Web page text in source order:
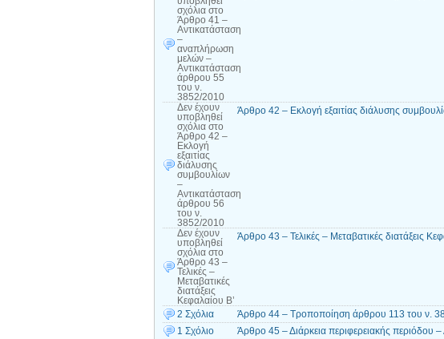
σχόλια στο
Άρθρο 41 –
Αντικατάσταση
–
αναπλήρωση
μελών –
Αντικατάσταση
άρθρου 55
του ν.
3852/2010
Δεν έχουν
υποβληθεί
σχόλια στο
Άρθρο 42 –
Εκλογή
εξαιτίας
διάλυσης
συμβουλίων
–
Αντικατάσταση
άρθρου 56
του ν.
3852/2010
Άρθρο 42 – Εκλογή εξαιτίας διάλυσης
Δεν έχουν
υποβληθεί
σχόλια στο
Άρθρο 43 –
Τελικές –
Μεταβατικές
διατάξεις
Κεφαλαίου Β’
Άρθρο 43 – Τελικές – Μεταβατικές διατάξεις
2 Σχόλια
Άρθρο 44 – Τροποποίηση άρθρου 113 του ν.
1 Σχόλιο
Άρθρο 45 – Διάρκεια περιφερειακής